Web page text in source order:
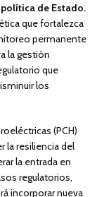
de Estado.
que fortalezca
permanente
la gestión
que
los
(PCH)
la resiliencia del
la entrada en
regulatorios,
incorporar nueva